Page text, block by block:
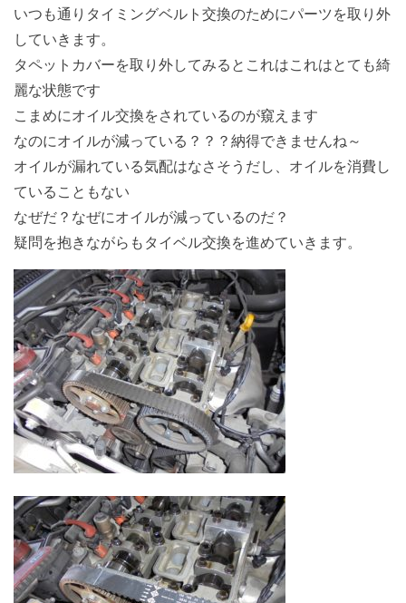
いつも通りタイミングベルト交換のためにパーツを取り外
していきます。
タペットカバーを取り外してみるとこれはこれはとても綺
麗な状態です
こまめにオイル交換をされているのが窺えます
なのにオイルが減っている？？？納得できませんね～
オイルが漏れている気配はなさそうだし、オイルを消費し
ていることもない
なぜだ？なぜにオイルが減っているのだ？
疑問を抱きながらもタイベル交換を進めていきます。